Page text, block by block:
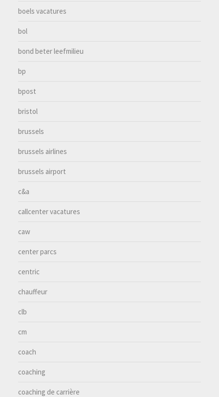
boels vacatures
bol
bond beter leefmilieu
bp
bpost
bristol
brussels
brussels airlines
brussels airport
c&a
callcenter vacatures
caw
center parcs
centric
chauffeur
clb
cm
coach
coaching
coaching de carrière